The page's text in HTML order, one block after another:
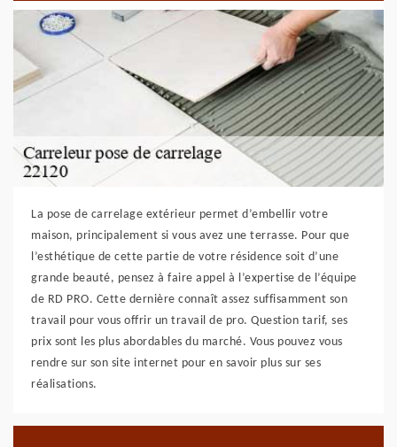
La pose de carrelage extérieur permet d’embellir votre
maison, principalement si vous avez une terrasse. Pour que
l’esthétique de cette partie de votre résidence soit d’une
grande beauté, pensez à faire appel à l’expertise de l’équipe
de RD PRO. Cette dernière connaît assez suffisamment son
travail pour vous offrir un travail de pro. Question tarif, ses
prix sont les plus abordables du marché. Vous pouvez vous
rendre sur son site internet pour en savoir plus sur ses
réalisations.